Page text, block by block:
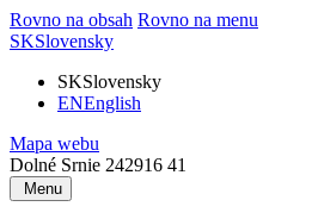
Rovno na obsah Rovno na menu
SKSlovensky
SKSlovensky
ENEnglish
Mapa webu
Dolné Srnie 242916 41
Menu